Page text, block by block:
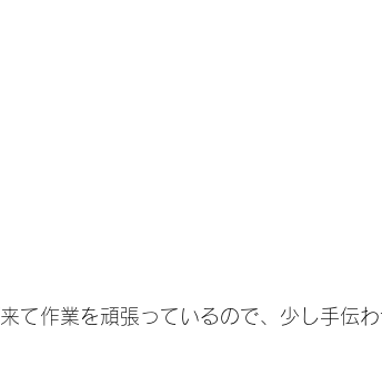
て作業を頑張っているので、少し手伝